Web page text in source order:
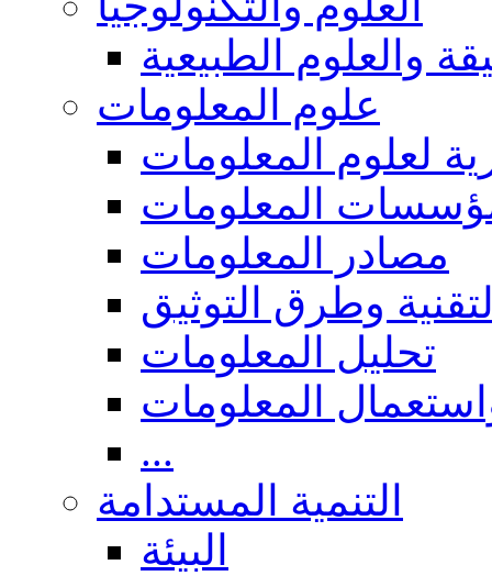
والعلوم الطبيعية
علوم المعلومات
لعلوم المعلومات
المعلومات
مصادر المعلومات
وطرق التوثيق
تحليل المعلومات
المعلومات
...
التنمية المستدامة
البيئة